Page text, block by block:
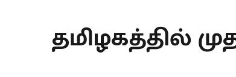
தமிழகத்தில்